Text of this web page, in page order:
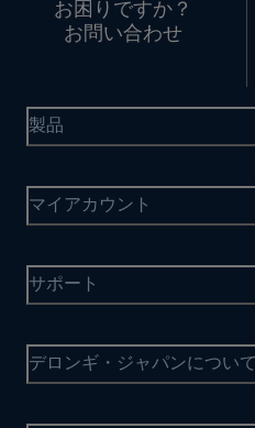
お困りですか？
お問い合わせ
製品
マイアカウント
サポート
デロンギ・ジャパンについて